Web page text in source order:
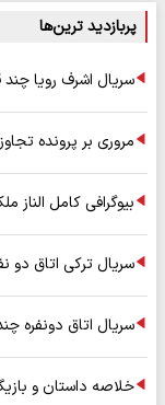
پربازدید ترین‌ها
سریال اشرف رویا
مروری بر پرونده
بیوگرافی کامل الناز
سریال ترکی اتاق دو
سریال اتاق دونفره
خلاصه داستان و